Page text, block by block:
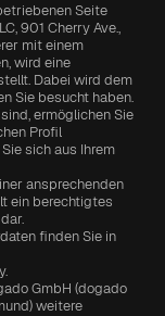
Seite
901 Cherry Ave.,
mit einem
wird eine
Dabei wird dem
Sie besucht haben.
ermöglichen Sie
Profil
sich aus Ihrem
ansprechenden
ein berechtigtes
finden Sie in
GmbH (dogado
weitere